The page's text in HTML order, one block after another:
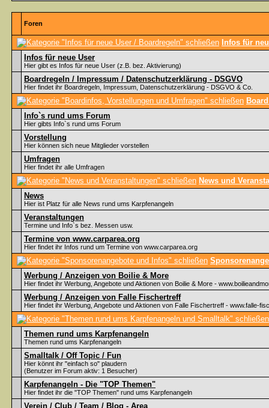
Foren
Infos für
Infos für neue User
Hier gibt es Infos für neue User (z.B. bez. Aktivierung)
Boardregeln / Impressum / Datenschutzerklärung - DSGVO
Hier findet ihr Boardregeln, Impressum, Datenschutzerklärung - DSGVO & Co.
Info`s rund ums Forum
Hier gibts Info`s rund ums Forum
Vorstellung
Hier können sich neue Mitglieder vorstellen
Umfragen
Hier findet ihr alle Umfragen
News und
News
Hier ist Platz für alle News rund ums Karpfenangeln
Veranstaltungen
Termine und Info`s bez. Messen usw.
Termine von www.carparea.org
Hier findet ihr Infos rund um Termine von www.carparea.org
Werbung / Anzeigen von Boilie & More
Hier findet ihr Werbung, Angebote und Aktionen von Boilie & More -
Werbung / Anzeigen von Falle Fischertreff
Hier findet ihr Werbung, Angebote und Aktionen von Falle Fischertreff - www.falle-
Themen rund ums Karpfenangeln
Themen rund ums Karpfenangeln
Smalltalk / Off Topic / Fun
Hier könnt ihr "einfach so" plaudern
(Benutzer im Forum aktiv: 1 Besucher)
Karpfenangeln - Die "TOP Themen"
Hier findet ihr die "TOP Themen" rund ums Karpfenangeln
Verein / Club / Team / Blog - Area